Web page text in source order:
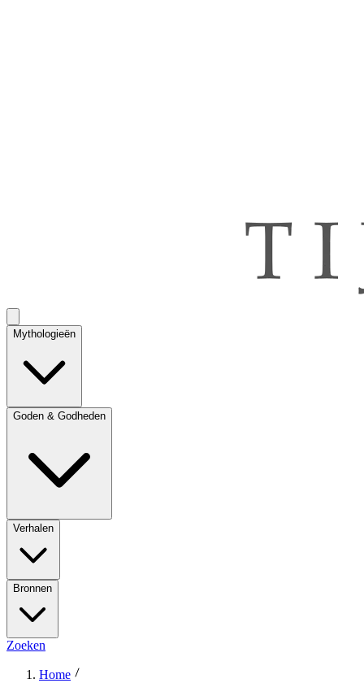
Mythologieën
Goden & Godheden
Verhalen
Bronnen
Zoeken
Home